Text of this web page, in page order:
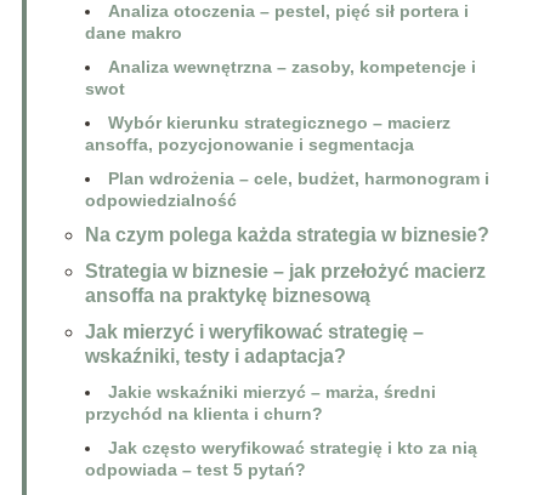
Analiza otoczenia – pestel, pięć sił portera i
dane makro
Analiza wewnętrzna – zasoby, kompetencje i
swot
Wybór kierunku strategicznego – macierz
ansoffa, pozycjonowanie i segmentacja
Plan wdrożenia – cele, budżet, harmonogram i
odpowiedzialność
Na czym polega każda strategia w biznesie?
Strategia w biznesie – jak przełożyć macierz
ansoffa na praktykę biznesową
Jak mierzyć i weryfikować strategię –
wskaźniki, testy i adaptacja?
Jakie wskaźniki mierzyć – marża, średni
przychód na klienta i churn?
Jak często weryfikować strategię i kto za nią
odpowiada – test 5 pytań?